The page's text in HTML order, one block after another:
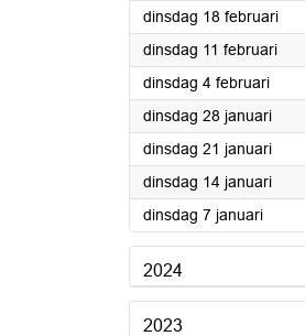
dinsdag 18 februari2025
dinsdag 11 februari2025
dinsdag 4 februari2025
dinsdag 28 januari2025
dinsdag 21 januari2025
dinsdag 14 januari2025
dinsdag 7 januari2025
2024
2023